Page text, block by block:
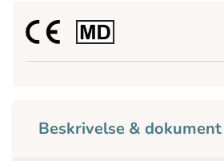
Beskrivelse & dokument